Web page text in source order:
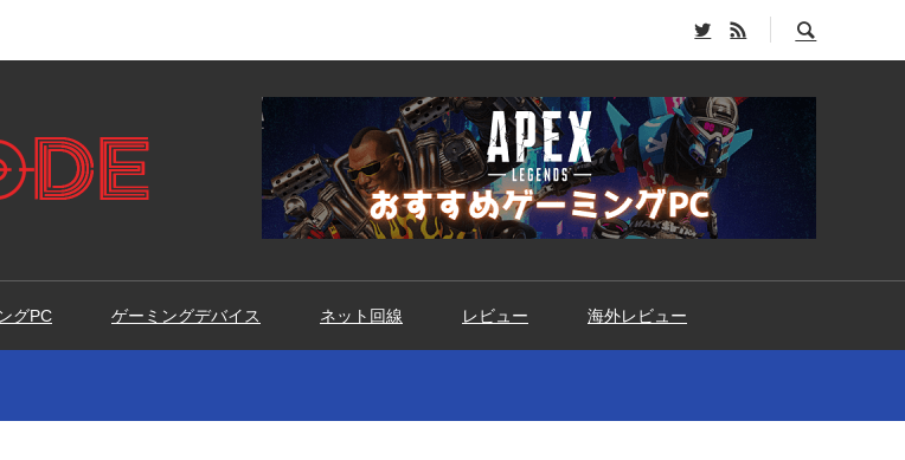
グPC ゲーミングデバイス ネット回線 レビュー 海外レビュー